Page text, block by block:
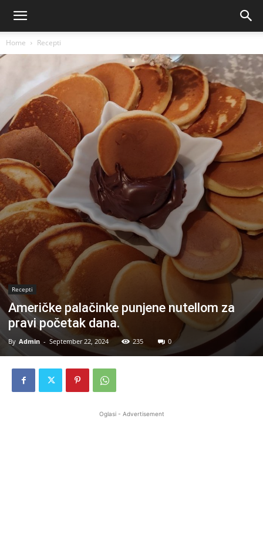
Home Recepti
Recepti
Američke palačinke punjene nutellom za
pravi početak dana.
By Admin - September 22, 2024 235 0
Oglasi - Advertisement